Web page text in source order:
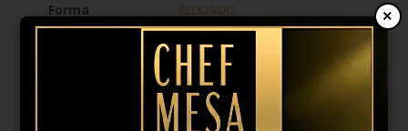
Forma
REDONDO
22CM
F2D
PORCELANA
×